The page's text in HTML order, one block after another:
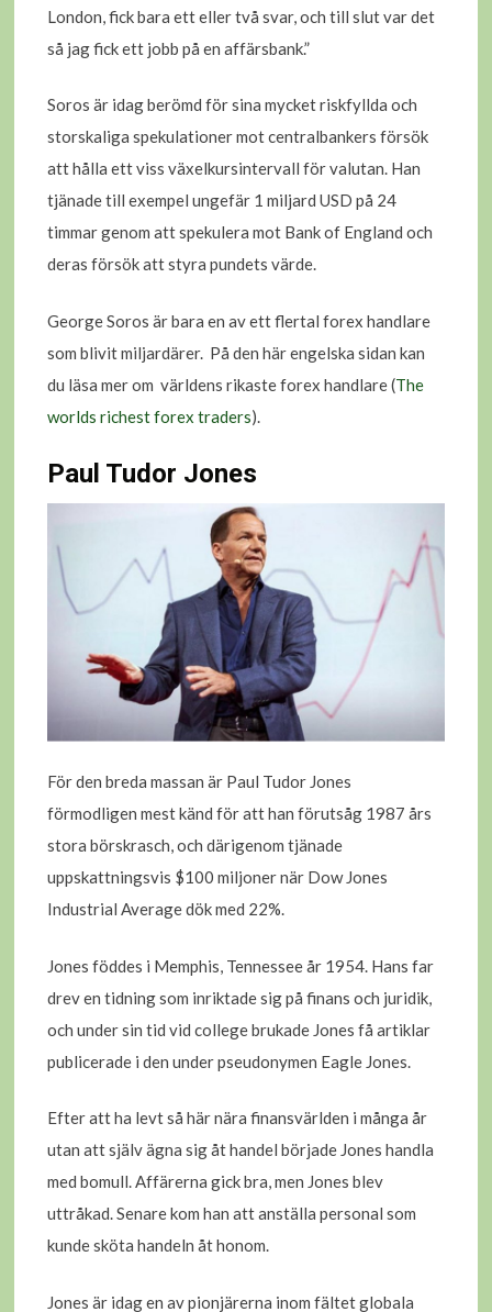
London, fick bara ett eller två svar, och till slut var det
så jag fick ett jobb på en affärsbank.”
Soros är idag berömd för sina mycket riskfyllda och
storskaliga spekulationer mot centralbankers försök
att hålla ett viss växelkursintervall för valutan. Han
tjänade till exempel ungefär 1 miljard USD på 24
timmar genom att spekulera mot Bank of England och
deras försök att styra pundets värde.
George Soros är bara en av ett flertal forex handlare
som blivit miljardärer. På den här engelska sidan kan
du läsa mer om världens rikaste forex handlare (The
worlds richest forex traders).
Paul Tudor Jones
För den breda massan är Paul Tudor Jones
förmodligen mest känd för att han förutsåg 1987 års
stora börskrasch, och därigenom tjänade
uppskattningsvis $100 miljoner när Dow Jones
Industrial Average dök med 22%.
Jones föddes i Memphis, Tennessee år 1954. Hans far
drev en tidning som inriktade sig på finans och juridik,
och under sin tid vid college brukade Jones få artiklar
publicerade i den under pseudonymen Eagle Jones.
Efter att ha levt så här nära finansvärlden i många år
utan att själv ägna sig åt handel började Jones handla
med bomull. Affärerna gick bra, men Jones blev
uttråkad. Senare kom han att anställa personal som
kunde sköta handeln åt honom.
Jones är idag en av pionjärerna inom fältet globala